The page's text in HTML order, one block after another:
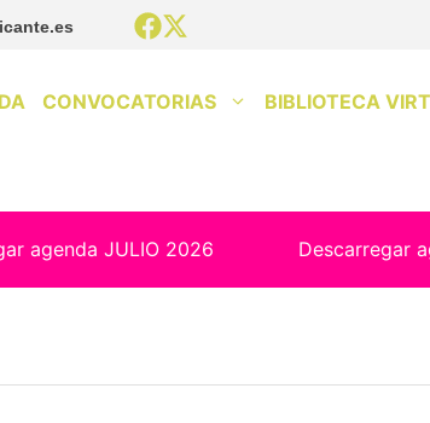
CONVOCATORIAS BIBLIOTECA
agenda JULIO 2026 Descarregar